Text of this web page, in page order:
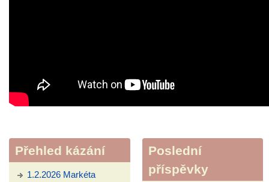
Přehled kázání
1.2.2026 Markéta
Poslední
příspěvky